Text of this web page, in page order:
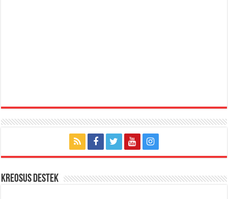
KREOSUS DESTEK